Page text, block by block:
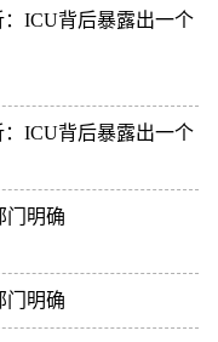
ICU背后暴露出一个
ICU背后暴露出一个
门明确
门明确